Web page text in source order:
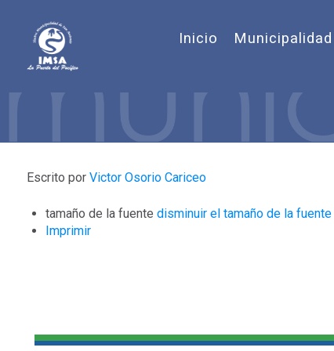
Inicio Municipalidad
Escrito por Victor Osorio Cariceo
tamaño de la fuente disminuir el tamaño de la fuente
Imprimir